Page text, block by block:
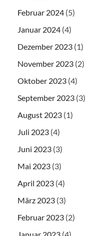
Februar 2024 (5)
Januar 2024 (4)
Dezember 2023 (1)
November 2023 (2)
Oktober 2023 (4)
September 2023 (3)
August 2023 (1)
Juli 2023 (4)
Juni 2023 (3)
Mai 2023 (3)
April 2023 (4)
März 2023 (3)
Februar 2023 (2)